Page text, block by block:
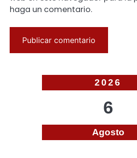
haga un comentario.
2026
6
Agosto